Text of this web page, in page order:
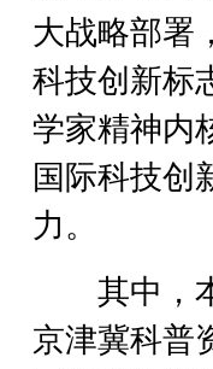
大战略部署
科技创新标
学家精神内
国际科技创
力。
其中，本
京津冀科普